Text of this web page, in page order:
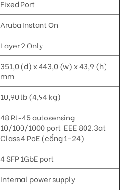
Fixed Port
Aruba Instant On
Layer 2 Only
351,0 (d) x 443,0 (w) x 43,9 (h)
mm
10,90 lb (4,94 kg)
48 RJ-45 autosensing
10/100/1000 port IEEE 802.3at
Class 4 PoE (cổng 1-24)
4 SFP 1GbE port
Internal power supply